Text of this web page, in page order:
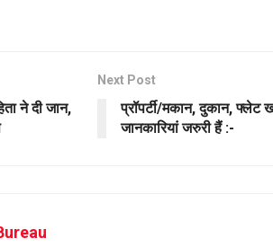
ने दी जान,
Next Post
प्रॉपर्टी/मकान, दुकान,
जानकारियां जरुरी हैं :-